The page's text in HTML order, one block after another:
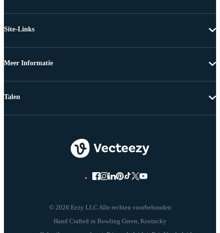
Site-Links
Meer Informatie
© 2026 Eezy LLC Alle rechten voorbehouden
Talen